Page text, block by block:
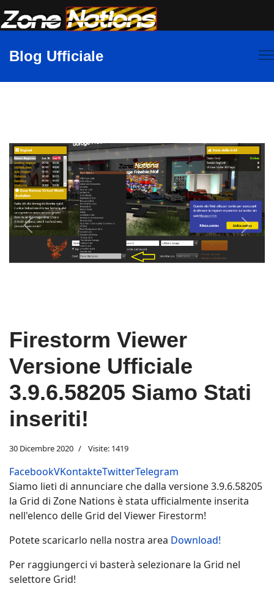
Blog Ufficiale
Previous Next
Firestorm Viewer
Versione Ufficiale
3.9.6.58205 Siamo Stati
inseriti!
30 Dicembre 2020 Visite: 1419
FacebookVKontakteTwitterTelegram
Siamo lieti di annunciare che dalla versione 3.9.6.58205
la Grid di Zone Nations è stata ufficialmente inserita
nell'elenco delle Grid del Viewer Firestorm!
Potete scaricarlo nella nostra area Download!
Per raggiungerci vi basterà selezionare la Grid nel
selettore Grid!